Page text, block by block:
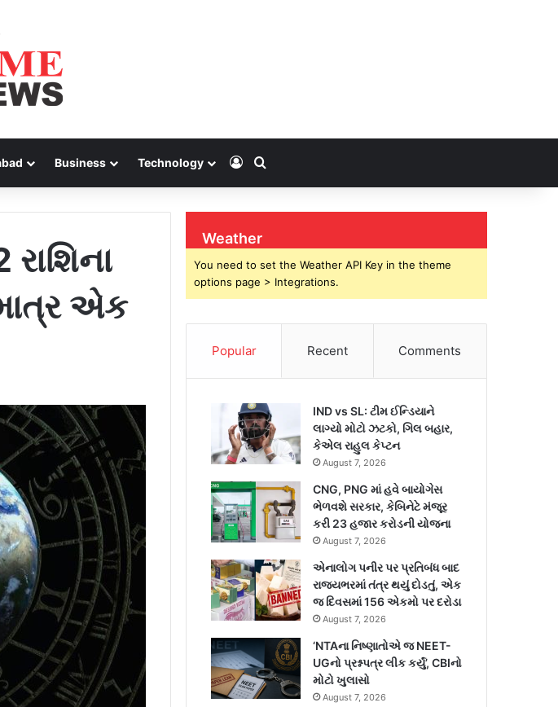
Business Technology Log In
એક
Weather
You need to set the Weather API Key in the theme
options page > Integrations.
Popular Recent Comments
IND vs SL: ટીમ ઈન્ડિયાને
લાગ્યો મોટો ઝટકો, ગિલ બહાર,
કેએલ રાહુલ કેપ્ટન
August 7, 2026
CNG, PNG માં હવે બાયોગેસ
ભેળવશે સરકાર, કેબિનેટે મંજૂર
કરી 23 હજાર કરોડની યોજના
August 7, 2026
એનાલોગ પનીર પર પ્રતિબંધ બાદ
રાજ્યભરમાં તંત્ર થયું દોડતું, એક
જ દિવસમાં 156 એકમો પર દરોડા
August 7, 2026
‘NTAના નિષ્ણાતોએ જ NEET-
UGનો પ્રશ્નપત્ર લીક કર્યું’, CBIનો
મોટો ખુલાસો
August 7, 2026